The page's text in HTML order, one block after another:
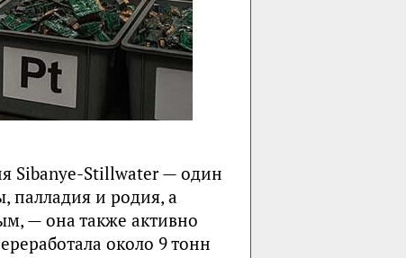
Sibanye-Stillwater — один
палладия и родия, а
— она также активно
около 9 тонн